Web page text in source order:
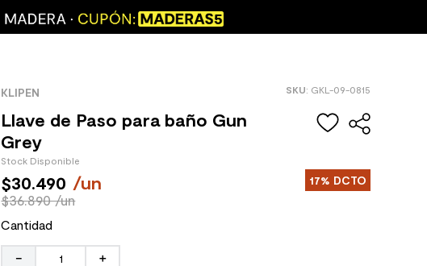
KLIPEN : GKL-09-0815
Llave de Paso para baño Gun
Grey
Stock Disponible
$30.490 /un 17% DCTO
$36.890 /un
Cantidad
＋
－